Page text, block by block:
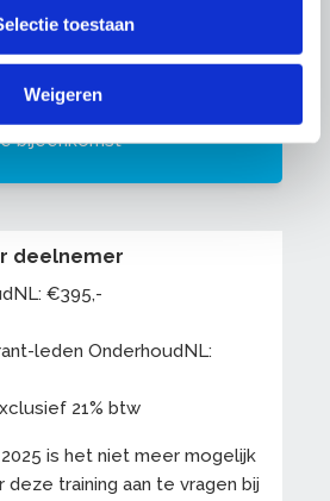
toestaan
Weigeren
online vragenlijst
bijeenkomst
deelnemer
€395,-
leden OnderhoudNL:
21% btw
2025 is het niet meer mogelijk
training aan te vragen bij